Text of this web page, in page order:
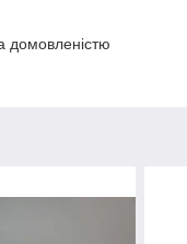
домовленістю